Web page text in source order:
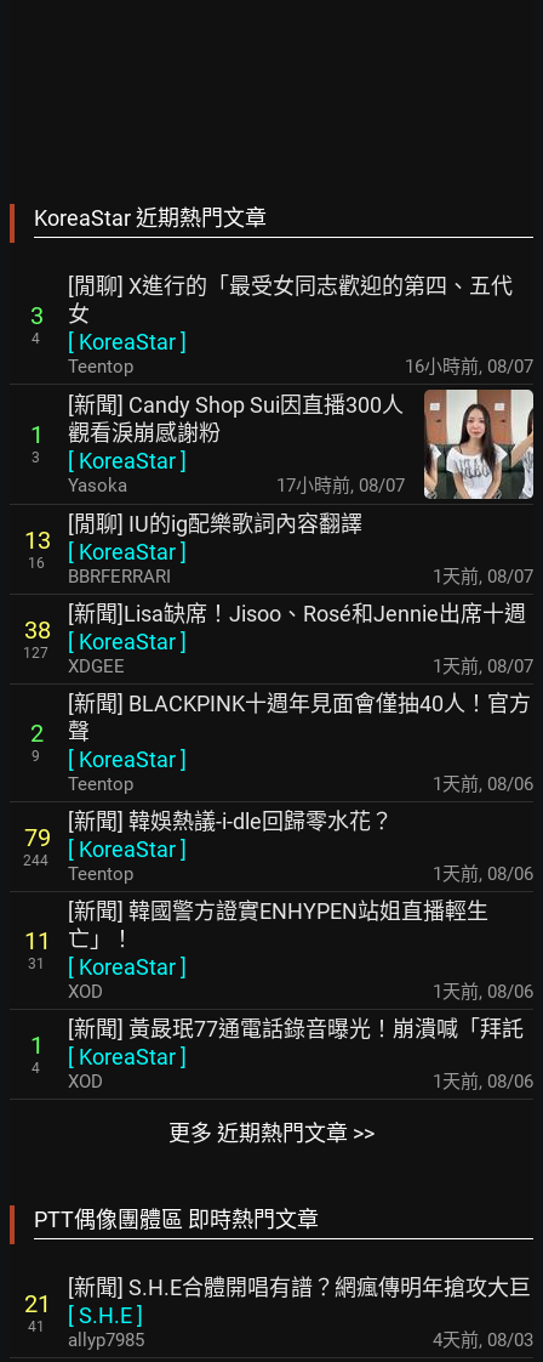
KoreaStar 近期熱門文章
3
4
[閒聊] X進行的「最受女同志歡迎的第四、五代
女
[ KoreaStar]
Teentop 16小時前, 08/07
1
3
[新聞] Candy Shop Sui因直播300人
觀看淚崩感謝粉
[ KoreaStar]
Yasoka 17小時前, 08/07
13
16
[閒聊] IU的ig配樂歌詞內容翻譯
[ KoreaStar]
BBRFERRARI 1天前, 08/07
38
127
[新聞]Lisa缺席！Jisoo、Rosé和Jennie出席十週
[ KoreaStar]
XDGEE 1天前, 08/07
2
9
[新聞] BLACKPINK十週年見面會僅抽40人！官方
聲
[ KoreaStar]
Teentop 1天前, 08/06
79
244
[新聞] 韓娛熱議-i-dle回歸零水花？
[ KoreaStar]
Teentop 1天前, 08/06
11
31
[新聞] 韓國警方證實ENHYPEN站姐直播輕生
亡」！
[ KoreaStar]
XOD 1天前, 08/06
1
4
[新聞] 黃晸珉77通電話錄音曝光！崩潰喊「拜託
[ KoreaStar]
XOD 1天前, 08/06
更多 近期熱門文章 >>
PTT偶像團體區 即時熱門文章
21
41
[新聞] S.H.E合體開唱有譜？網瘋傳明年搶攻大巨
[S.H.E]
allyp7985 4天前, 08/03